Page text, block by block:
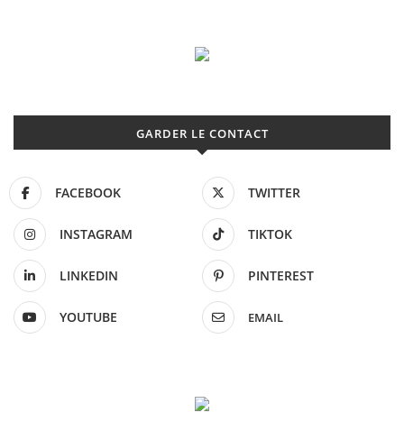
GARDER LE CONTACT
FACEBOOK TWITTER
INSTAGRAM TIKTOK
LINKEDIN PINTEREST
YOUTUBE EMAIL